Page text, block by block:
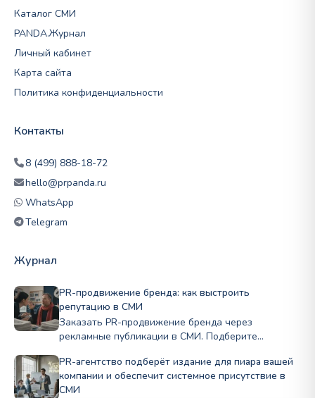
Каталог СМИ
PANDA.Журнал
Личный кабинет
Карта сайта
Политика конфиденциальности
Контакты
8 (499) 888-18-72
hello@prpanda.ru
WhatsApp
Telegram
Журнал
PR-продвижение бренда: как выстроить
репутацию в СМИ
Заказать PR-продвижение бренда через
рекламные публикации в СМИ. Подберите
репутацию Полный цикл в PRslon.
PR-агентство подберёт издание для пиара вашей
компании и обеспечит системное присутствие в
СМИ